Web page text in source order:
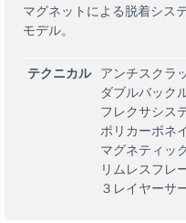
マグネットによる脱着シス
モデル。
テクニカル アンチスクラ
ダブルバック
フレクサシス
ポリカーボネ
マグネティッ
リムレスフレ
３レイヤーサ